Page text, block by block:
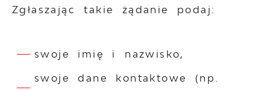
Zgłaszając takie żądanie podaj:
swoje imię i nazwisko,
swoje dane kontaktowe (np.